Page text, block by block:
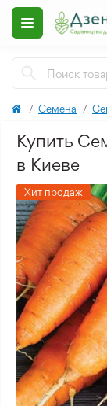
Семена
Купить
в Киеве
Хит продаж